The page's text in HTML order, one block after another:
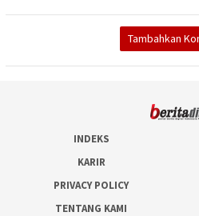
Tambahkan
INDEKS
KARIR
PRIVACY POLICY
TENTANG KAMI